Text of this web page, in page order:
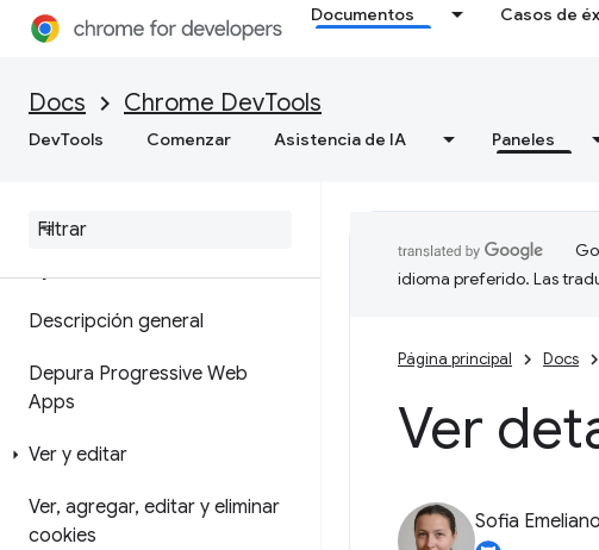
Documentos Casos de
Docs Chrome DevTools
DevTools Comenzar Asistencia de IA Paneles
de memoria
montón
Descripción general
Depura Progressive Web
Apps
Ver y editar
Ver, agregar, editar y eliminar
cookies
idioma preferido. Las
Página principal Docs
Ver
Sofia